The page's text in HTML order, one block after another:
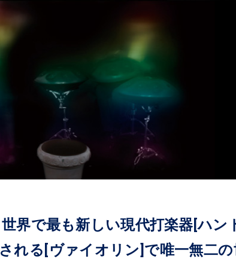
世界で最も新しい現代打楽器[ハ
される[ヴァイオリン]で唯一無二